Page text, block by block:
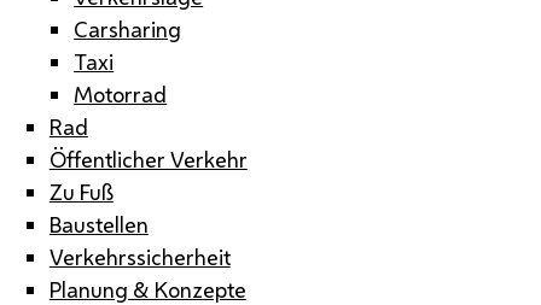
Carsharing
Taxi
Motorrad
Rad
Öffentlicher Verkehr
Zu Fuß
Baustellen
Verkehrssicherheit
Planung & Konzepte